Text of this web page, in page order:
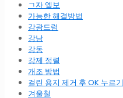
ㄱ자 엘보
가능한 해결방법
감광드럼
강남
강동
강제 정렬
개조 방법
걸린 용지 제거 후 OK 누르기
겨울철